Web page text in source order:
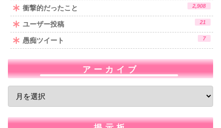
衝撃的だったこと 2,908
ユーザー投稿 21
愚痴ツイート 7
アーカイブ